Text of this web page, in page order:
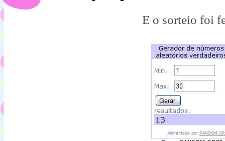
E o sorteio foi